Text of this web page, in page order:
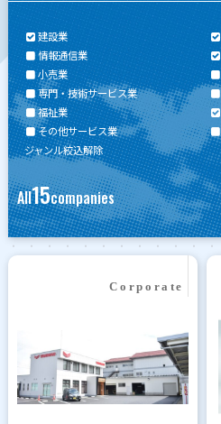
建設業
情報通信業
小売業
専門・技術サービス業
福祉業
その他サービス業
ジャンル絞込解除
All15companies